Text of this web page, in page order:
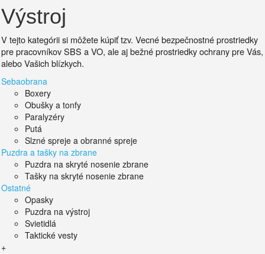
Výstroj
V tejto kategórii si môžete kúpiť tzv. Vecné bezpečnostné prostriedky
pre pracovníkov SBS a VO, ale aj bežné prostriedky ochrany pre Vás,
alebo Vašich blízkych.
Sebaobrana
Boxery
Obušky a tonfy
Paralyzéry
Putá
Slzné spreje a obranné spreje
Puzdra a tašky na zbrane
Puzdra na skryté nosenie zbrane
Tašky na skryté nosenie zbrane
Ostatné
Opasky
Puzdra na výstroj
Svietidlá
Taktické vesty
+